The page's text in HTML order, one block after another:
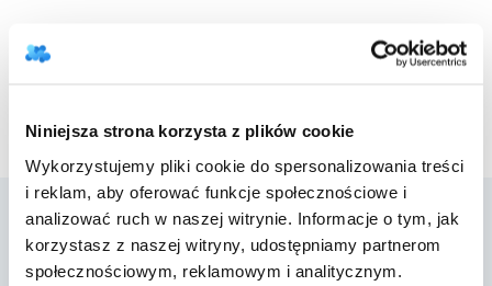
Niniejsza strona korzysta z plików cookie
Wykorzystujemy pliki cookie do spersonalizowania treści
i reklam, aby oferować funkcje społecznościowe i
analizować ruch w naszej witrynie. Informacje o tym, jak
korzystasz z naszej witryny, udostępniamy partnerom
społecznościowym, reklamowym i analitycznym.
Następna strona